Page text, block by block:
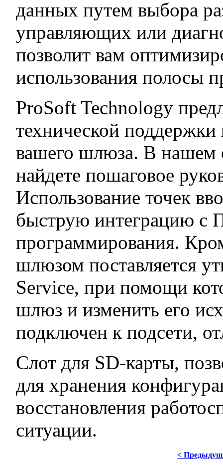
данных путем выбора
управляющих или
позволит вам
использования полосы
ProSoft Technology
технической поддержки
вашего шлюза. В нашем
найдете пошаговое
Использование точек
быструю интеграцию с
программирования.
шлюзом поставляется
Service, при помощи
шлюз и изменить его
подключен к подсети,
Слот для SD-карты,
для хранения
восстановления
ситуации.
<